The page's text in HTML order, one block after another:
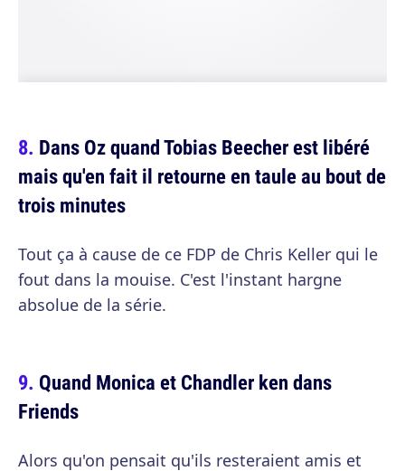
Dans Oz quand Tobias Beecher est libéré
mais qu'en fait il retourne en taule au bout de
trois minutes
Tout ça à cause de ce FDP de Chris Keller qui le
fout dans la mouise. C'est l'instant hargne
absolue de la série.
Quand Monica et Chandler ken dans
Friends
Alors qu'on pensait qu'ils resteraient amis et